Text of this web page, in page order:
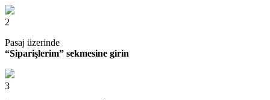
2
Pasaj üzerinde
“Siparişlerim” sekmesine girin
3